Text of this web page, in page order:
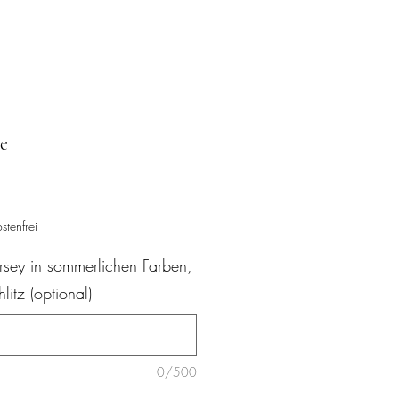
in sommerlichen Farben,
(optional)
0/500